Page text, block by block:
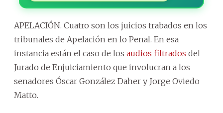
APELACIÓN. Cuatro son los juicios trabados en los
tribunales de Apelación en lo Penal. En esa
instancia están el caso de los audios filtrados del
Jurado de Enjuiciamiento que involucran a los
senadores Óscar González Daher y Jorge Oviedo
Matto.